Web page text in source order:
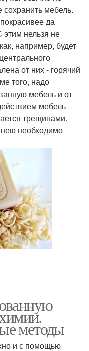
мебель.
да
этим нельзя не
например, будет
от них - горячий
того, надо
мебель и от
мебель
трещинами.
необходимо
методы
и с помощью